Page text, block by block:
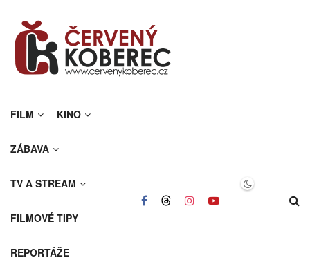
FILM KINO
ZÁBAVA
TV A STREAM
FILMOVÉ TIPY
REPORTÁŽE